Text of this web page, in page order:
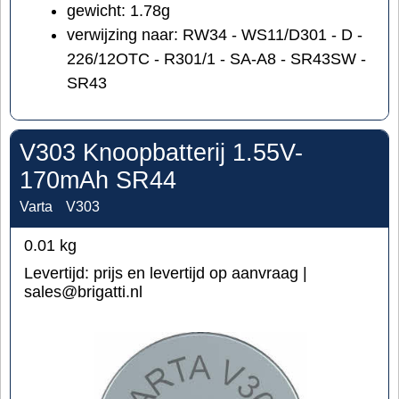
gewicht: 1.78g
verwijzing naar: RW34 - WS11/D301 - D -
226/12OTC - R301/1 - SA-A8 - SR43SW -
SR43
V303 Knoopbatterij 1.55V-
170mAh SR44
Varta V303
0.01 kg
Levertijd: prijs en levertijd op aanvraag |
sales@brigatti.nl